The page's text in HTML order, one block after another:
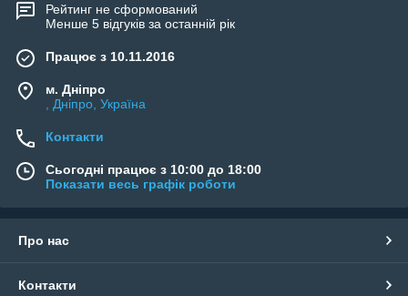
Рейтинг не сформований
Менше 5 відгуків за останній рік
Працює з 10.11.2016
м. Дніпро
, Дніпро, Україна
Контакти
Сьогодні працює з 10:00 до 18:00
Показати весь графік роботи
Про нас
Контакти